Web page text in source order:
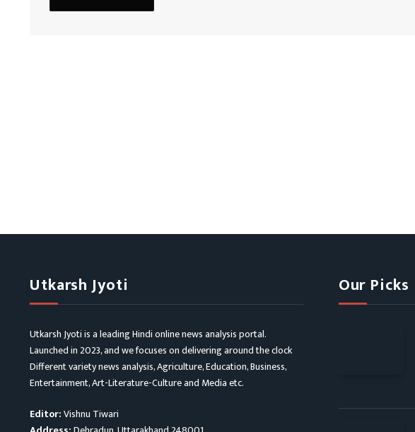
Utkarsh Jyoti
Utkarsh Jyoti is a leading Hindi online news analysis portal.
Launched in 2023, and we focuses on delivering around the clock
Different variety news analysis, Agriculture, Education, Business,
Entertainment, Art-Literature-Culture and Media etc.
Editor:Vishnu Tiwari
Our Picks